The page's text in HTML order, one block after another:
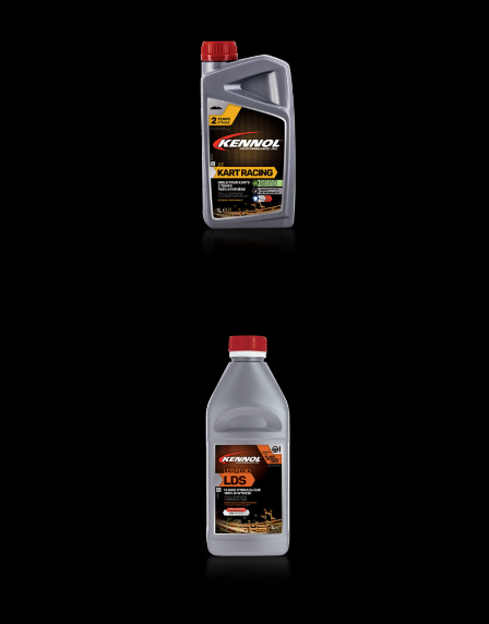
KART RACING 2T
Liquides spécifiques
spécifiques,MOTO
LDS FLUID
Liquides spécifiques